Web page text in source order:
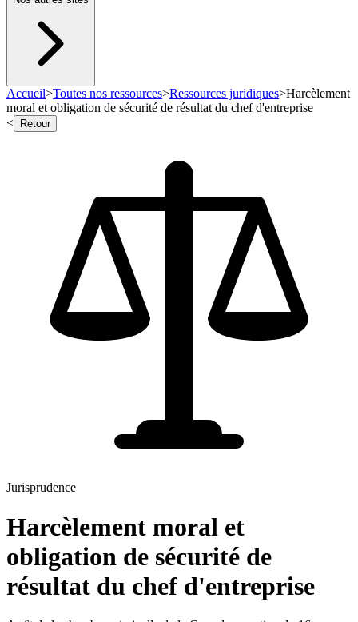
Accueil>Toutes nos ressources>Ressources juridiques>Harcèlement
moral et obligation de sécurité de résultat du chef d'entreprise
<
Retour
Jurisprudence
Harcèlement moral et
obligation de sécurité de
résultat du chef d'entreprise